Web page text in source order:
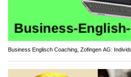
Business Englisch Coaching, Zofingen AG: